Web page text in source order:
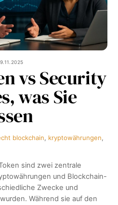
vs Security
was Sie
blockchain, kryptowährungen,
sind zwei zentrale
und Blockchain-
Zwecke und
Während sie auf den